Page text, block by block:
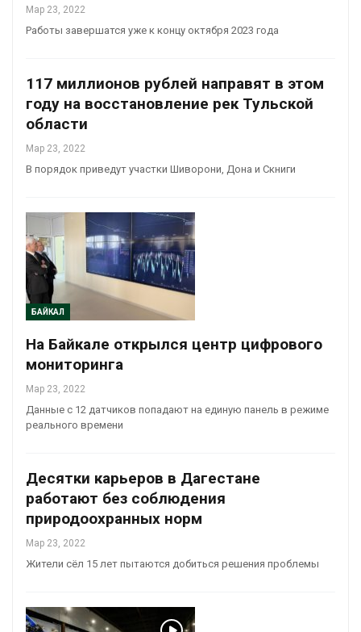
Мар 23, 2022
Работы завершатся уже к концу октября 2023 года
117 миллионов рублей направят в этом
году на восстановление рек Тульской
области
Мар 23, 2022
В порядок приведут участки Шиворони, Дона и Скниги
БАЙКАЛ
На Байкале открылся центр цифрового
мониторинга
Мар 23, 2022
Данные с 12 датчиков попадают на единую панель в режиме
реального времени
Десятки карьеров в Дагестане
работают без соблюдения
природоохранных норм
Мар 23, 2022
Жители сёл 15 лет пытаются добиться решения проблемы